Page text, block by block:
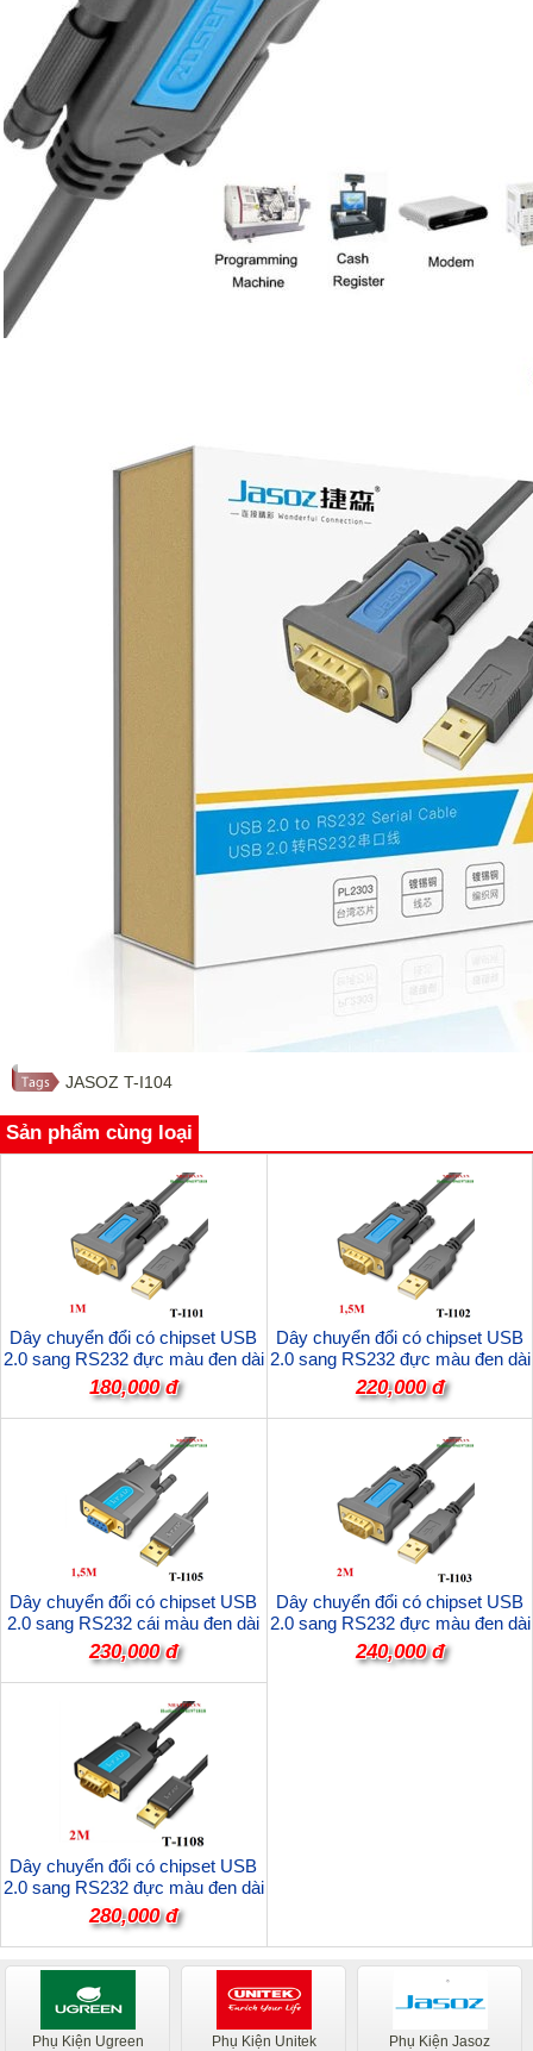
JASOZ T-I104
Sản phẩm cùng loại
Dây chuyển đổi có chipset USB
2.0 sang RS232 đực màu đen dài
1M JASOZ T-I101 cao cấp
180,000 đ
Dây chuyển đổi có chipset USB
2.0 sang RS232 đực màu đen dài
1,5M JASOZ T-I102 cao cấp
220,000 đ
Dây chuyển đổi có chipset USB
2.0 sang RS232 cái màu đen dài
1.5M JASOZ T-I105 cao cấp
230,000 đ
Dây chuyển đổi có chipset USB
2.0 sang RS232 đực màu đen dài
2M JASOZ T-I103 cao cấp
240,000 đ
Dây chuyển đổi có chipset USB
2.0 sang RS232 đực màu đen dài
2M JASOZ T-I108 cao cấp
280,000 đ
Phụ Kiện Ugreen Phụ Kiện Unitek Phụ Kiện Jasoz